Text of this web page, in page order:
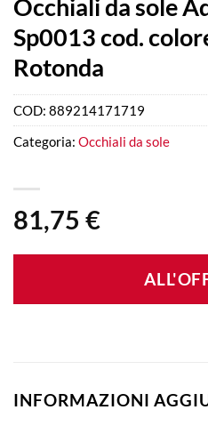
Occhiali da sole
Sp0013 cod.
Rotonda
81,75 €
COD: 889214171719
Categoria: Occhiali da sole
INFORMAZIONI